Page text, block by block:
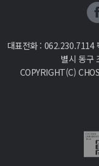
대표전화 : 062.230.7114
별시 동구
COPYRIGHT(C)